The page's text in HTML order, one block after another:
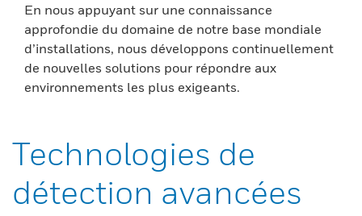
En nous appuyant sur une connaissance
approfondie du domaine de notre base mondiale
d’installations, nous développons continuellement
de nouvelles solutions pour répondre aux
environnements les plus exigeants.
Technologies de
détection avancées